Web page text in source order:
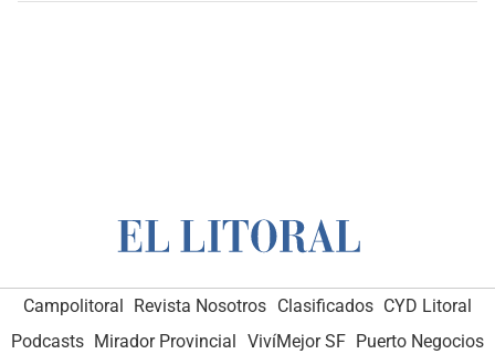
Campolitoral Revista Nosotros Clasificados CYD Litoral
Podcasts Mirador Provincial VivíMejor SF Puerto Negocios